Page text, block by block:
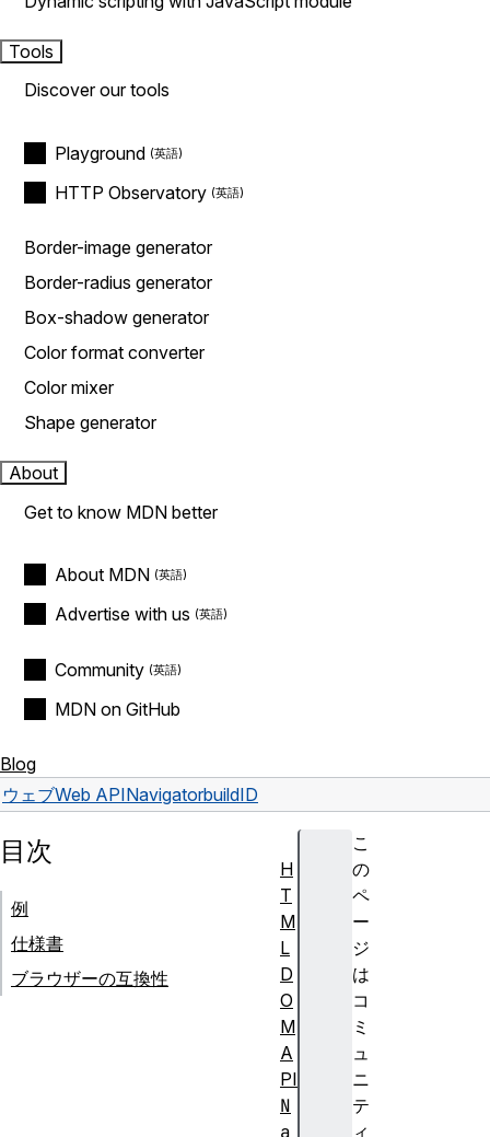
Tools
Discover our tools
Playground
HTTP Observatory
Border-image generator
Border-radius generator
Box-shadow generator
Color format converter
Color mixer
Shape generator
About
Get to know MDN better
About MDN
Advertise with us
Community
MDN on GitHub
Blog
ウェブWeb APINavigatorbuildID
こ
の
ペ
ー
ジ
は
コ
ミ
ュ
ニ
テ
ィ
目次
例
仕様書
ブラウザーの互換性
H
T
M
L
D
O
M
A
PI
N
a